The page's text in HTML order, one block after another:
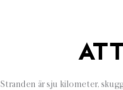
Stranden är sju kilometer,